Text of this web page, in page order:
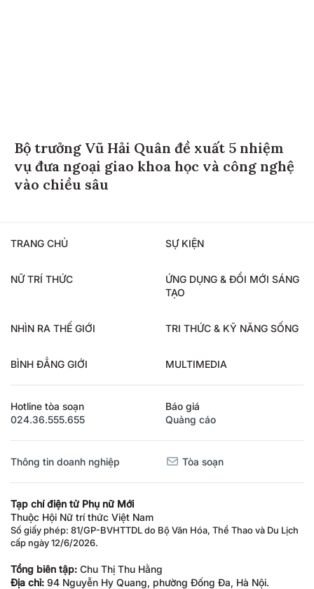
Bộ trưởng Vũ Hải Quân đề xuất 5 nhiệm
vụ đưa ngoại giao khoa học và công nghệ
vào chiều sâu
TRANG CHỦ SỰ KIỆN
NỮ TRÍ THỨC
ỨNG DỤNG & ĐỔI MỚI SÁNG
TẠO
NHÌN RA THẾ GIỚI TRI THỨC & KỸ NĂNG SỐNG
BÌNH ĐẲNG GIỚI MULTIMEDIA
Hotline tòa soạn
024.36.555.655
Báo giá
Quảng cáo
Thông tin doanh nghiệp Tòa soạn
Tạp chí điện tử Phụ nữ Mới
Thuộc Hội Nữ trí thức Việt Nam
Số giấy phép: 81/GP-BVHTTDL do Bộ Văn Hóa, Thể Thao và Du Lịch
cấp ngày 12/6/2026.
Tổng biên tập: Chu Thị Thu Hằng
Địa chỉ: 94 Nguyễn Hy Quang, phường Đống Đa, Hà Nội.